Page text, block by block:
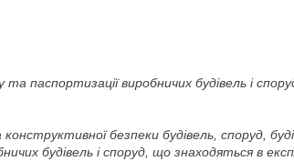
паспортизації виробничих будівель і
безпеки будівель, споруд,
будівель і споруд, що знаходяться в